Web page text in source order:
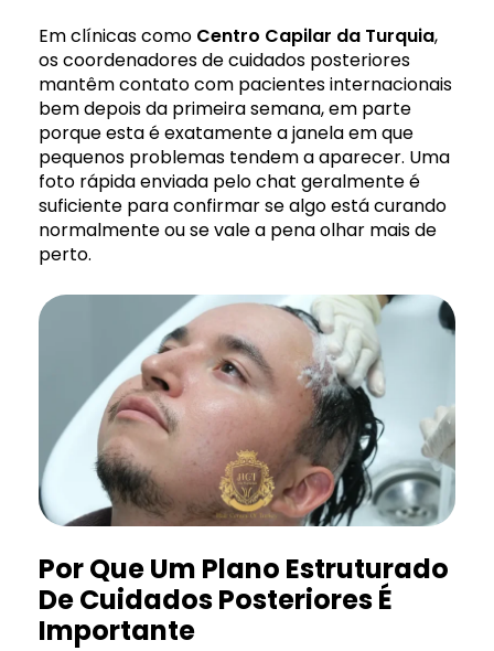
Em clínicas como Centro Capilar da Turquia,
os coordenadores de cuidados posteriores
mantêm contato com pacientes internacionais
bem depois da primeira semana, em parte
porque esta é exatamente a janela em que
pequenos problemas tendem a aparecer. Uma
foto rápida enviada pelo chat geralmente é
suficiente para confirmar se algo está curando
normalmente ou se vale a pena olhar mais de
perto.
Por Que Um Plano Estruturado
De Cuidados Posteriores É
Importante